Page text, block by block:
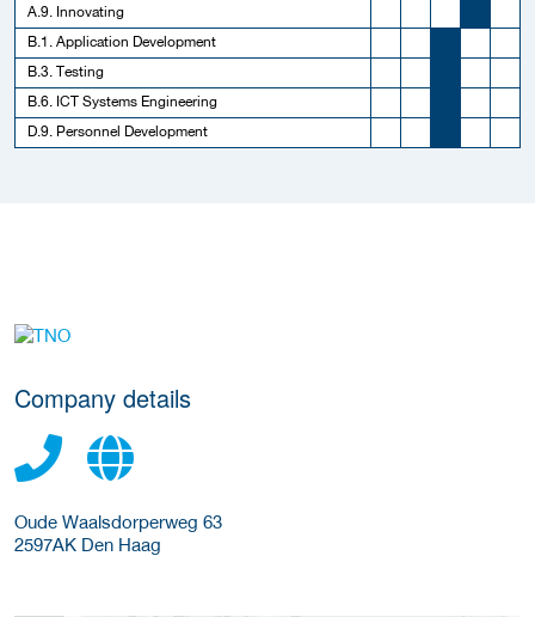
A.9. Innovating
B.1. Application Development
B.3. Testing
B.6. ICT Systems Engineering
D.9. Personnel Development
More Employer Details
Company details
Oude Waalsdorperweg 63
2597AK Den Haag